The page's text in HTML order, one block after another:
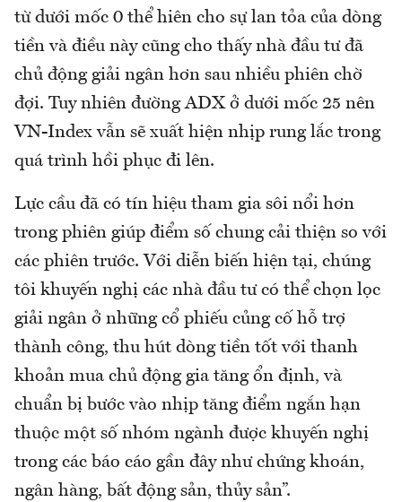
từ dưới mốc 0 thể hiên cho sự lan tỏa của dòng
tiền và điều này cũng cho thấy nhà đầu tư đã
chủ động giải ngân hơn sau nhiều phiên chờ
đợi. Tuy nhiên đường ADX ở dưới mốc 25 nên
VN-Index vẫn sẽ xuất hiện nhịp rung lắc trong
quá trình hồi phục đi lên.
Lực cầu đã có tín hiệu tham gia sôi nổi hơn
trong phiên giúp điểm số chung cải thiện so với
các phiên trước. Với diễn biến hiện tại, chúng
tôi khuyến nghị các nhà đầu tư có thể chọn lọc
giải ngân ở những cổ phiếu củng cố hỗ trợ
thành công, thu hút dòng tiền tốt với thanh
khoản mua chủ động gia tăng ổn định, và
chuẩn bị bước vào nhịp tăng điểm ngắn hạn
thuộc một số nhóm ngành được khuyến nghị
trong các báo cáo gần đây như chứng khoán,
ngân hàng, bất động sản, thủy sản”.